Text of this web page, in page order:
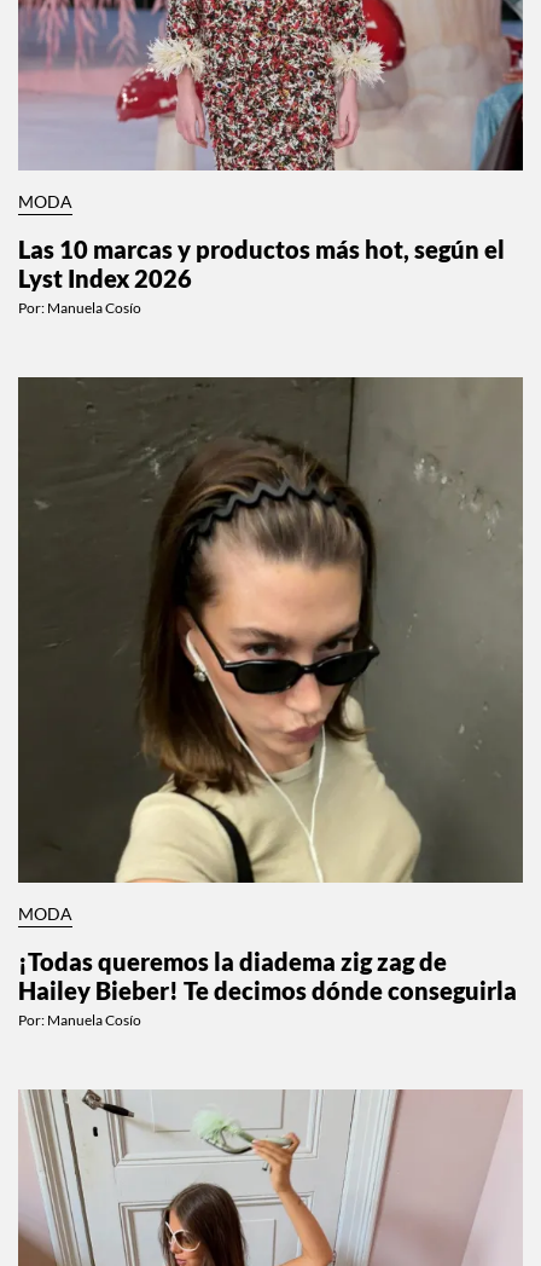
MODA
Las 10 marcas y productos más hot, según el
Lyst Index 2026
Por: Manuela Cosío
MODA
¡Todas queremos la diadema zig zag de
Hailey Bieber! Te decimos dónde conseguirla
Por: Manuela Cosío